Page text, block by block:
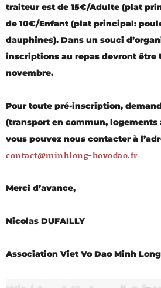
traiteur est de 15€/Adulte (plat
de 10€/Enfant (plat principal:
dauphines). Dans un souci
inscriptions au repas devront être
novembre.
Pour toute pré-inscription,
(transport en commun,
vous pouvez nous contacter à
contact@minhlong-hovodao.fr
Merci d’avance,
Nicolas DUFAILLY
Association Viet Vo Dao Minh